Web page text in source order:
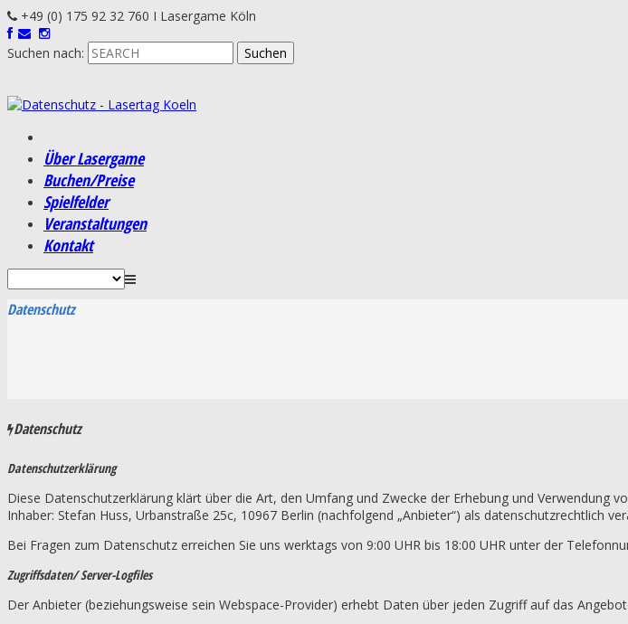
+49 (0) 175 92 32 760 I Lasergame Köln
Suchen nach:
Über Lasergame
Buchen/Preise
Spielfelder
Veranstaltungen
Kontakt
Datenschutz
Datenschutz
Datenschutzerklärung
Diese Datenschutzerklärung klärt über die Art, den Umfang und Zwecke der Erhebung und Verwendung
Inhaber: Stefan Huss, Urbanstraße 25c, 10967 Berlin (nachfolgend „Anbieter“) als datenschutzrechtlich
Bei Fragen zum Datenschutz erreichen Sie uns werktags von 9:00 UHR bis 18:00 UHR unter der
Zugriffsdaten/ Server-Logfiles
Der Anbieter (beziehungsweise sein Webspace-Provider) erhebt Daten über jeden Zugriff auf das